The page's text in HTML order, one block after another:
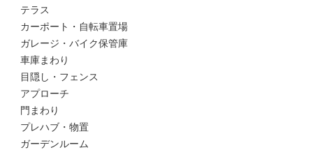
テラス
カーポート・自転車置場
ガレージ・バイク保管庫
車庫まわり
目隠し・フェンス
アプローチ
門まわり
プレハブ・物置
ガーデンルーム